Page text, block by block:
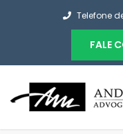
Telefone
FALE